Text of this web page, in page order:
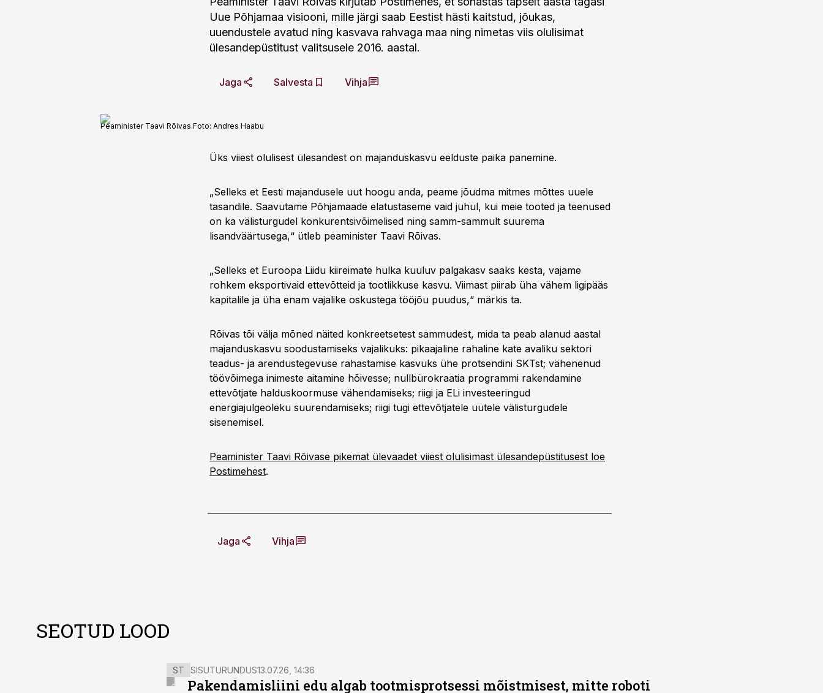
Uue Põhjamaa visiooni, mille järgi saab Eestist hästi kaitstud, jõukas,
uuendustele avatud ning kasvava rahvaga maa ning nimetas viis olulisimat
ülesandepüstitust valitsusele 2016. aastal.
Jaga Salvesta Vihja
Peaminister Taavi Rõivas.Foto: Andres Haabu
Üks viiest olulisest ülesandest on majanduskasvu eelduste paika panemine.
„Selleks et Eesti majandusele uut hoogu anda, peame jõudma mitmes mõttes uuele
tasandile. Saavutame Põhjamaade elatustaseme vaid juhul, kui meie tooted ja teenused
on ka välisturgudel konkurentsivõimelised ning samm-sammult suurema
lisandväärtusega,“ ütleb peaminister Taavi Rõivas.
„Selleks et Euroopa Liidu kiireimate hulka kuuluv palgakasv saaks kesta, vajame
rohkem eksportivaid ettevõtteid ja tootlikkuse kasvu. Viimast piirab üha vähem ligipääs
kapitalile ja üha enam vajalike oskustega tööjõu puudus,“ märkis ta.
Rõivas tõi välja mõned näited konkreetsetest sammudest, mida ta peab alanud aastal
majanduskasvu soodustamiseks vajalikuks: pikaajaline rahaline kate avaliku sektori
teadus- ja arendustegevuse rahastamise kasvuks ühe protsendini SKTst; vähenenud
töövõimega inimeste aitamine hõivesse; nullbürokraatia programmi rakendamine
ettevõtjate halduskoormuse vähendamiseks; riigi ja ELi investeeringud
energiajulgeoleku suurendamiseks; riigi tugi ettevõtjatele uutele välisturgudele
sisenemisel.
Peaminister Taavi Rõivase pikemat ülevaadet viiest olulisimast ülesandepüstitusest loe
Postimehest.
Jaga Vihja
SEOTUD LOOD
ST SISUTURUNDUS13.07.26, 14:36
Pakendamisliini edu algab tootmisprotsessi mõistmisest, mitte roboti